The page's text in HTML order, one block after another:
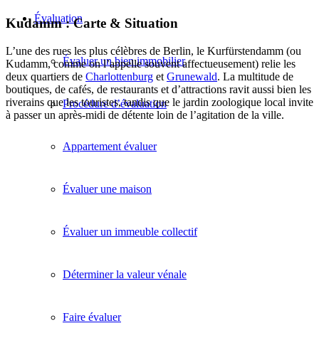
Évaluation
Évaluer un bien immobilier
Procédure d’évaluation
Appartement évaluer
Évaluer une maison
Évaluer un immeuble collectif
Déterminer la valeur vénale
Faire évaluer
Kudamm : Carte & Situation
L’une des rues les plus célèbres de Berlin, le Kurfürstendamm (ou
Kudamm, comme on l’appelle souvent affectueusement) relie les
deux quartiers de Charlottenburg et Grunewald. La multitude de
boutiques, de cafés, de restaurants et d’attractions ravit aussi bien les
riverains que les touristes, tandis que le jardin zoologique local invite
à passer un après-midi de détente loin de l’agitation de la ville.